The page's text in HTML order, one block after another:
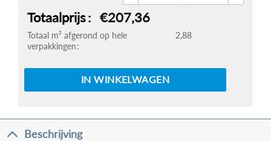
Totaal m² afgerond op hele
verpakkingen
2,88
Totaalprijs €207,36
IN WINKELWAGEN
Beschrijving